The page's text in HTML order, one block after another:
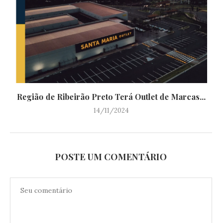
Região de Ribeirão Preto Terá Outlet de Marcas...
14/11/2024
POSTE UM COMENTÁRIO